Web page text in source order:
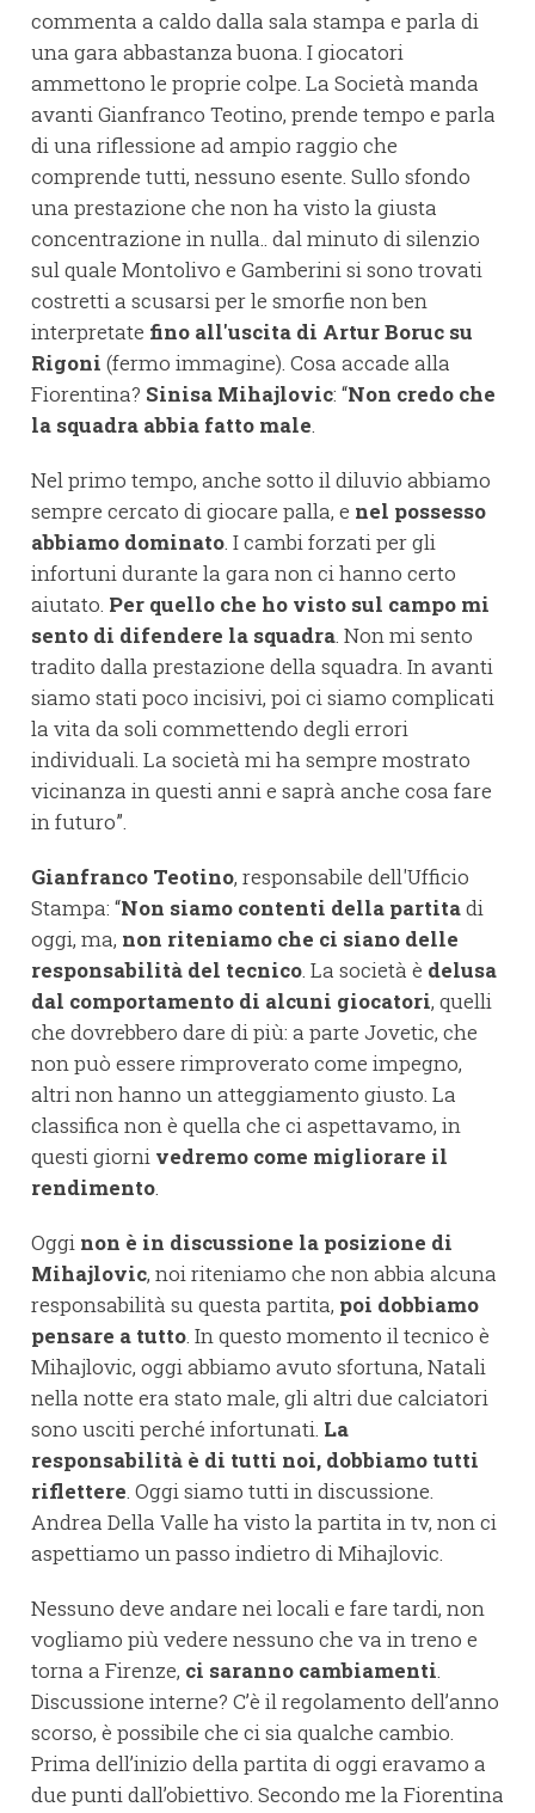
commenta a caldo dalla sala stampa e parla di
una gara abbastanza buona. I giocatori
ammettono le proprie colpe. La Società manda
avanti Gianfranco Teotino, prende tempo e parla
di una riflessione ad ampio raggio che
comprende tutti, nessuno esente. Sullo sfondo
una prestazione che non ha visto la giusta
concentrazione in nulla.. dal minuto di silenzio
sul quale Montolivo e Gamberini si sono trovati
costretti a scusarsi per le smorfie non ben
interpretate fino all'uscita di Artur Boruc su
Rigoni (fermo immagine). Cosa accade alla
Fiorentina? Sinisa Mihajlovic: “Non credo che
la squadra abbia fatto male.
Nel primo tempo, anche sotto il diluvio abbiamo
sempre cercato di giocare palla, e nel possesso
abbiamo dominato. I cambi forzati per gli
infortuni durante la gara non ci hanno certo
aiutato. Per quello che ho visto sul campo mi
sento di difendere la squadra. Non mi sento
tradito dalla prestazione della squadra. In avanti
siamo stati poco incisivi, poi ci siamo complicati
la vita da soli commettendo degli errori
individuali. La società mi ha sempre mostrato
vicinanza in questi anni e saprà anche cosa fare
in futuro”.
Gianfranco Teotino, responsabile dell'Ufficio
Stampa: “Non siamo contenti della partitadi
oggi, ma, non riteniamo che ci siano delle
responsabilità del tecnico. La società è delusa
dal comportamento di alcuni giocatori, quelli
che dovrebbero dare di più: a parte Jovetic, che
non può essere rimproverato come impegno,
altri non hanno un atteggiamento giusto. La
classifica non è quella che ci aspettavamo, in
questi giorni vedremo come migliorare il
rendimento.
Oggi non è in discussione la posizione di
Mihajlovic, noi riteniamo che non abbia alcuna
responsabilità su questa partita, poi dobbiamo
pensare a tutto. In questo momento il tecnico è
Mihajlovic, oggi abbiamo avuto sfortuna, Natali
nella notte era stato male, gli altri due calciatori
sono usciti perché infortunati. La
responsabilità è di tutti noi, dobbiamo tutti
riflettere. Oggi siamo tutti in discussione.
Andrea Della Valle ha visto la partita in tv, non ci
aspettiamo un passo indietro di Mihajlovic.
Nessuno deve andare nei locali e fare tardi, non
vogliamo più vedere nessuno che va in treno e
torna a Firenze, ci saranno cambiamenti.
Discussione interne? C’è il regolamento dell’anno
scorso, è possibile che ci sia qualche cambio.
Prima dell’inizio della partita di oggi eravamo a
due punti dall’obiettivo. Secondo me la Fiorentina